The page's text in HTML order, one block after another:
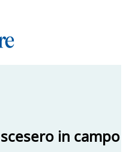
in campo